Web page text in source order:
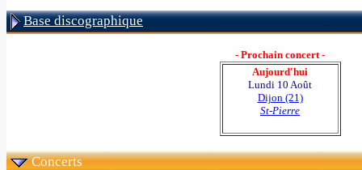
Base discographique
- Prochain concert -
Aujourd'hui
Lundi 10 Août
Dijon (21)
St-Pierre
Concerts